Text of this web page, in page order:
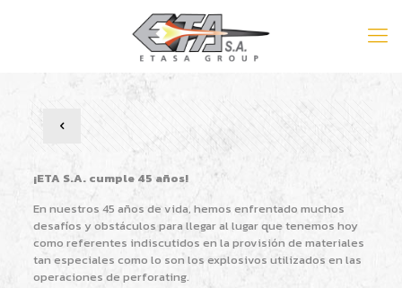
¡ETA S.A. cumple 45 años!
En nuestros 45 años de vida, hemos enfrentado muchos
desafíos y obstáculos para llegar al lugar que tenemos hoy
como referentes indiscutidos en la provisión de materiales
tan especiales como lo son los explosivos utilizados en las
operaciones de perforating.